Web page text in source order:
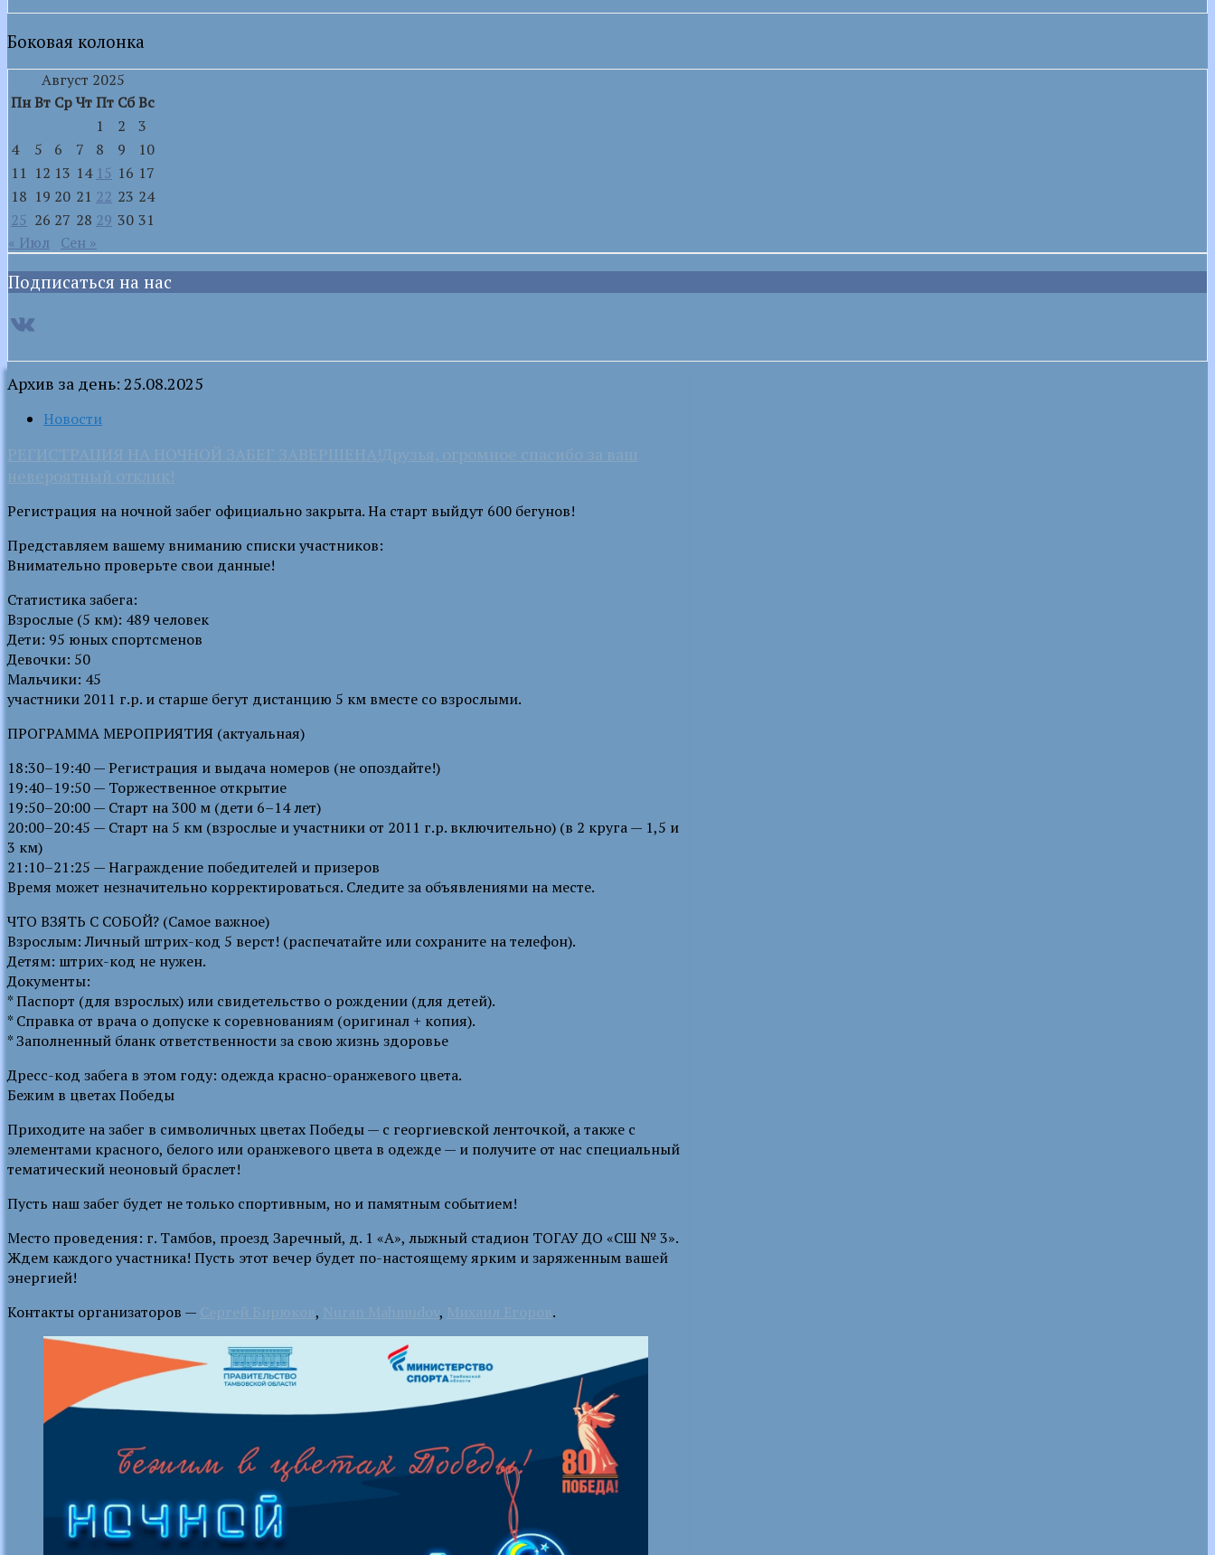
Боковая колонка
Август 2025
ПнВт СрЧтПт СбВс
1
2
3
4
5 6 7 8 9
10
11 12 13 14 15 16 17
18 19 20 21 22 23 24
25 26 27 28 29 30 31
« Июл
Сен »
Подписаться на нас
VK
Архив за день: 25.08.2025
Новости
РЕГИСТРАЦИЯ НА НОЧНОЙ ЗАБЕГ ЗАВЕРШЕНА!Друзья, огромное спасибо за ваш
невероятный отклик!
Регистрация на ночной забег официально закрыта. На старт выйдут 600 бегунов!
Представляем вашему вниманию списки участников:
Внимательно проверьте свои данные!
Статистика забега:
Взрослые (5 км): 489 человек
Дети: 95 юных спортсменов
Девочки: 50
Мальчики: 45
участники 2011 г.р. и старше бегут дистанцию 5 км вместе со взрослыми.
ПРОГРАММА МЕРОПРИЯТИЯ (актуальная)
18:30–19:40 — Регистрация и выдача номеров (не опоздайте!)
19:40–19:50 — Торжественное открытие
19:50–20:00 — Старт на 300 м (дети 6–14 лет)
20:00–20:45 — Старт на 5 км (взрослые и участники от 2011 г.р. включительно) (в 2 круга — 1,5 и
3 км)
21:10–21:25 — Награждение победителей и призеров
Время может незначительно корректироваться. Следите за объявлениями на месте.
ЧТО ВЗЯТЬ С СОБОЙ? (Самое важное)
Взрослым: Личный штрих-код 5 верст! (распечатайте или сохраните на телефон).
Детям: штрих-код не нужен.
Документы:
* Паспорт (для взрослых) или свидетельство о рождении (для детей).
* Справка от врача о допуске к соревнованиям (оригинал + копия).
* Заполненный бланк ответственности за свою жизнь здоровье
Дресс-код забега в этом году: одежда красно-оранжевого цвета.
Бежим в цветах Победы
Приходите на забег в символичных цветах Победы — с георгиевской ленточкой, а также с
элементами красного, белого или оранжевого цвета в одежде — и получите от нас специальный
тематический неоновый браслет!
Пусть наш забег будет не только спортивным, но и памятным событием!
Место проведения: г. Тамбов, проезд Заречный, д. 1 «А», лыжный стадион ТОГАУ ДО «СШ № 3».
Ждем каждого участника! Пусть этот вечер будет по-настоящему ярким и заряженным вашей
энергией!
Контакты организаторов — Сергей Бирюков, Nuran Mahmudov, Михаил Егоров.